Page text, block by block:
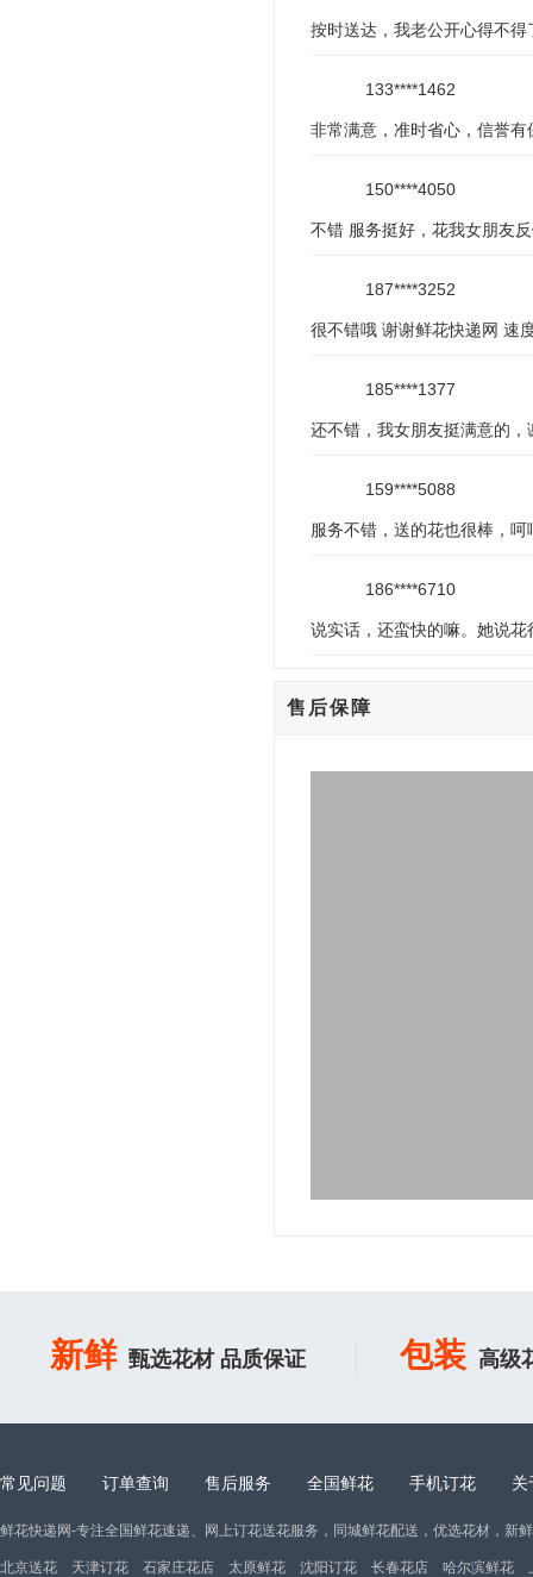
按时送达，我老公开心得不得
133****1462
非常满意，准时省心，信誉
150****4050
不错 服务挺好，花我女朋友
187****3252
很不错哦 谢谢鲜花快递网 速
185****1377
还不错，我女朋友挺满意的
159****5088
服务不错，送的花也很棒，呵
186****6710
说实话，还蛮快的嘛。她说花
售后保障
新鲜 甄选花材 品质保证 包装 高级
常见问题 订单查询 售后服务 全国鲜花 手机订花 关
鲜花快递网-专注全国鲜花速递、网上订花送花服务，同城鲜花配送，优选花材，新
北京送花 天津订花 石家庄花店 太原鲜花 沈阳订花 长春花店 哈尔滨鲜花